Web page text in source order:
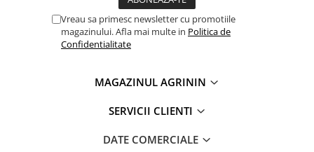
Colier / Faseta
Consumabile motofierastrau
Vreau sa primesc newsletter cu promotiile
magazinului. Afla mai multe in Politica de
Confidentialitate
MAGAZINUL AGRININ
SERVICII CLIENTI
DATE COMERCIALE